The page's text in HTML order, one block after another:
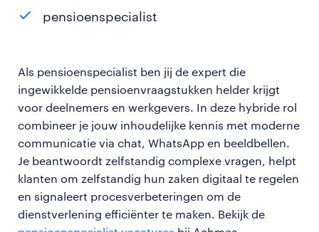
pensioenspecialist
Als pensioenspecialist ben jij de expert die
ingewikkelde pensioenvraagstukken helder krijgt
voor deelnemers en werkgevers. In deze hybride rol
combineer je jouw inhoudelijke kennis met moderne
communicatie via chat, WhatsApp en beeldbellen.
Je beantwoordt zelfstandig complexe vragen, helpt
klanten om zelfstandig hun zaken digitaal te regelen
en signaleert procesverbeteringen om de
dienstverlening efficiënter te maken. Bekijk de